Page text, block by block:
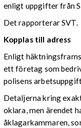
enligt uppgifter från
Det rapporterar SVT.
Kopplas till adress
Enligt
ett företag som
polisens
Detaljerna kring
oklara, men ärendet
åklagarkammaren,